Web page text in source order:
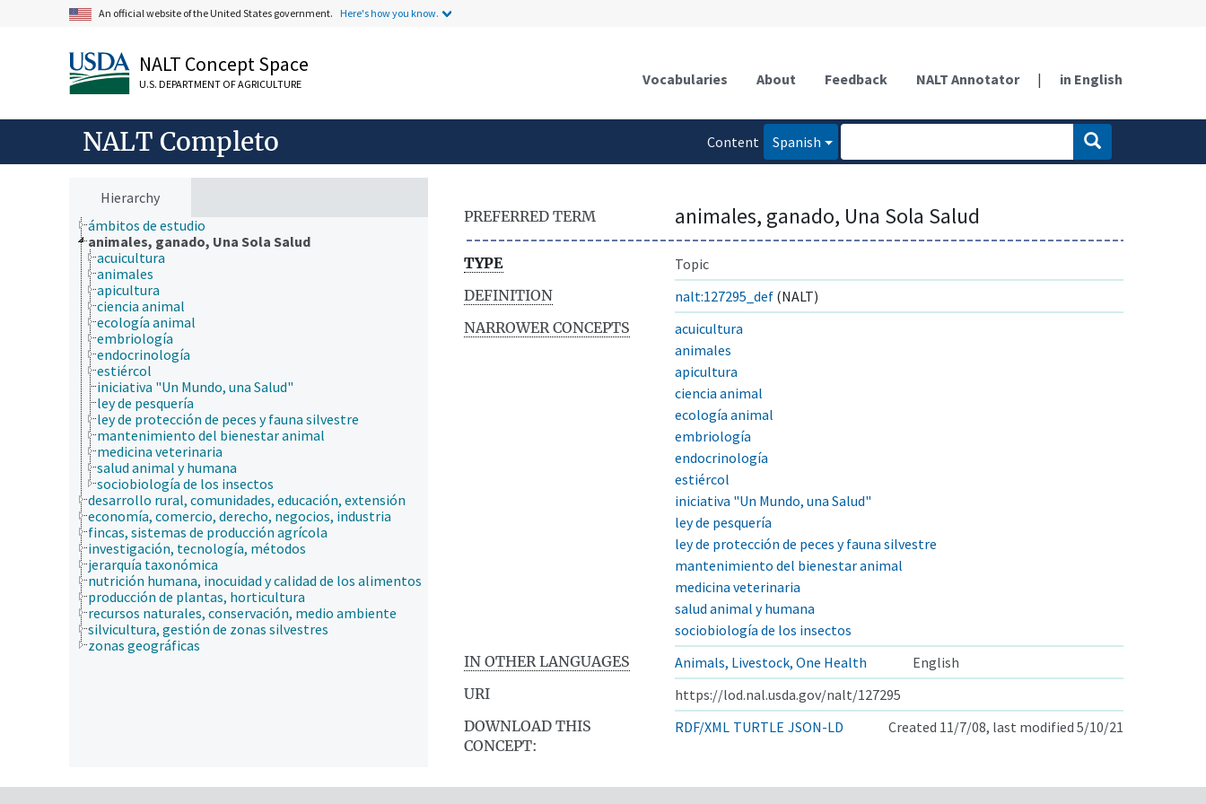
An official website of the United States government. Here's how you know.
NALT Concept Space
U.S. DEPARTMENT OF AGRICULTURE Vocabularies About Feedback NALT Annotator | in English
NALT Completo
Content
Spanish
Hierarchy
ámbitos de estudio
animales, ganado, Una Sola Salud
acuicultura
animales
apicultura
ciencia animal
ecología animal
embriología
endocrinología
estiércol
iniciativa "Un Mundo, una Salud"
ley de pesquería
ley de protección de peces y fauna silvestre
mantenimiento del bienestar animal
medicina veterinaria
salud animal y humana
sociobiología de los insectos
desarrollo rural, comunidades, educación, extensión
economía, comercio, derecho, negocios, industria
fincas, sistemas de producción agrícola
investigación, tecnología, métodos
jerarquía taxonómica
nutrición humana, inocuidad y calidad de los alimentos
producción de plantas, horticultura
recursos naturales, conservación, medio ambiente
silvicultura, gestión de zonas silvestres
zonas geográficas
PREFERRED TERM animales, ganado, Una Sola Salud
TYPE
Topic
DEFINITION
nalt:127295_def (NALT)
NARROWER CONCEPTS
acuicultura
animales
apicultura
ciencia animal
ecología animal
embriología
endocrinología
estiércol
iniciativa "Un Mundo, una Salud"
ley de pesquería
ley de protección de peces y fauna silvestre
mantenimiento del bienestar animal
medicina veterinaria
salud animal y humana
sociobiología de los insectos
IN OTHER LANGUAGES
Animals, Livestock, One Health
English
URI
https://lod.nal.usda.gov/nalt/127295
DOWNLOAD THIS
CONCEPT:
RDF/XML TURTLE JSON-LD Created 11/7/08, last modified 5/10/21